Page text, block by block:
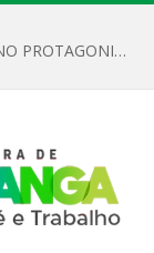
REGULAMENTO OFICIAL DO PRÊMIO ALUNO PROTAGONISTA – EDIÇÃO 2026